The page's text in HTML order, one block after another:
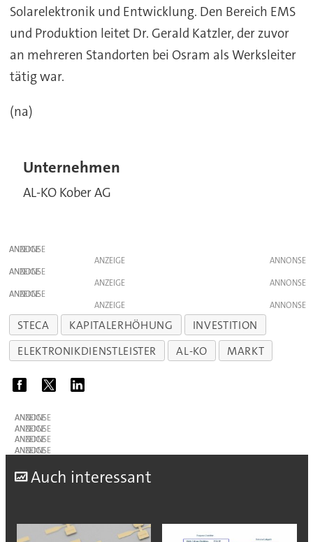
Solarelektronik und Entwicklung. Den Bereich EMS
und Produktion leitet Dr. Gerald Katzler, der zuvor
an mehreren Standorten bei Osram als Werksleiter
tätig war.
(na)
Unternehmen
AL-KO Kober AG
ANZEIGE
ANZEIGE
ANZEIGE
ANZEIGE
ANZEIGE
ANZEIGE
STECA KAPITALERHÖHUNG
INVESTITION
ELEKTRONIKDIENSTLEISTER
AL-KO MARKT
ANZEIGE
ANZEIGE
ANZEIGE
ANZEIGE
Auch interessant